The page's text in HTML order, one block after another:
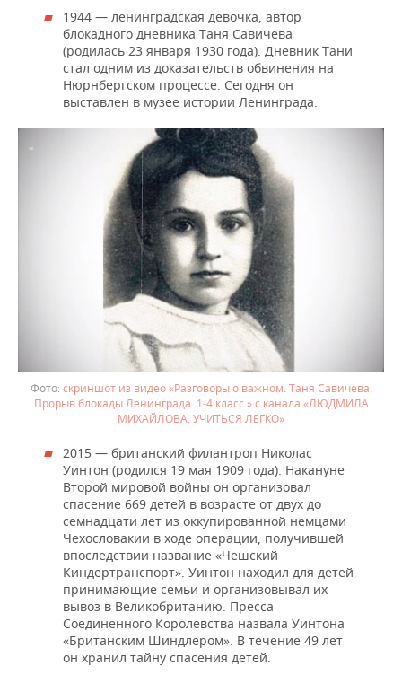
1944 — ленинградская девочка, автор
блокадного дневника Таня Савичева
(родилась 23 января 1930 года). Дневник Тани
стал одним из доказательств обвинения на
Нюрнбергском процессе. Сегодня он
выставлен в музее истории Ленинграда.
скриншот из видео «Разговоры о важном. Таня Савичева.
Прорыв блокады Ленинграда. 1-4 класс.» с канала «ЛЮДМИЛА
МИХАЙЛОВА. УЧИТЬСЯ ЛЕГКО»
2015 — британский филантроп Николас
Уинтон (родился 19 мая 1909 года). Накануне
Второй мировой войны он организовал
спасение 669 детей в возрасте от двух до
семнадцати лет из оккупированной немцами
Чехословакии в ходе операции, получившей
впоследствии название «Чешский
Киндертранспорт». Уинтон находил для детей
принимающие семьи и организовывал их
вывоз в Великобританию. Пресса
Соединенного Королевства назвала Уинтона
«Британским Шиндлером». В течение 49 лет
он хранил тайну спасения детей.